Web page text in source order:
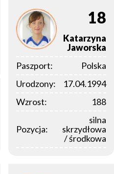
18
Katarzyna
Jaworska
Paszport:
Polska
Urodzony:
17.04.1994
Wzrost:
188
Pozycja:
silna
skrzydłowa
/ środkowa